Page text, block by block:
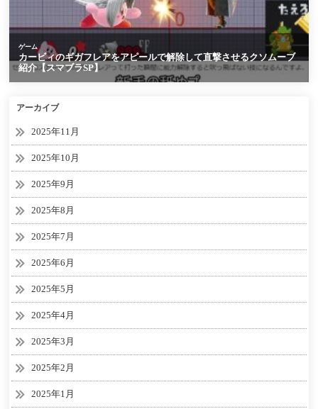
アーカイブ
2025年11月
2025年10月
2025年9月
2025年8月
2025年7月
2025年6月
2025年5月
2025年4月
2025年3月
2025年2月
2025年1月